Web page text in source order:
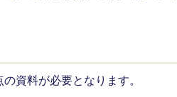
資料が必要となります。